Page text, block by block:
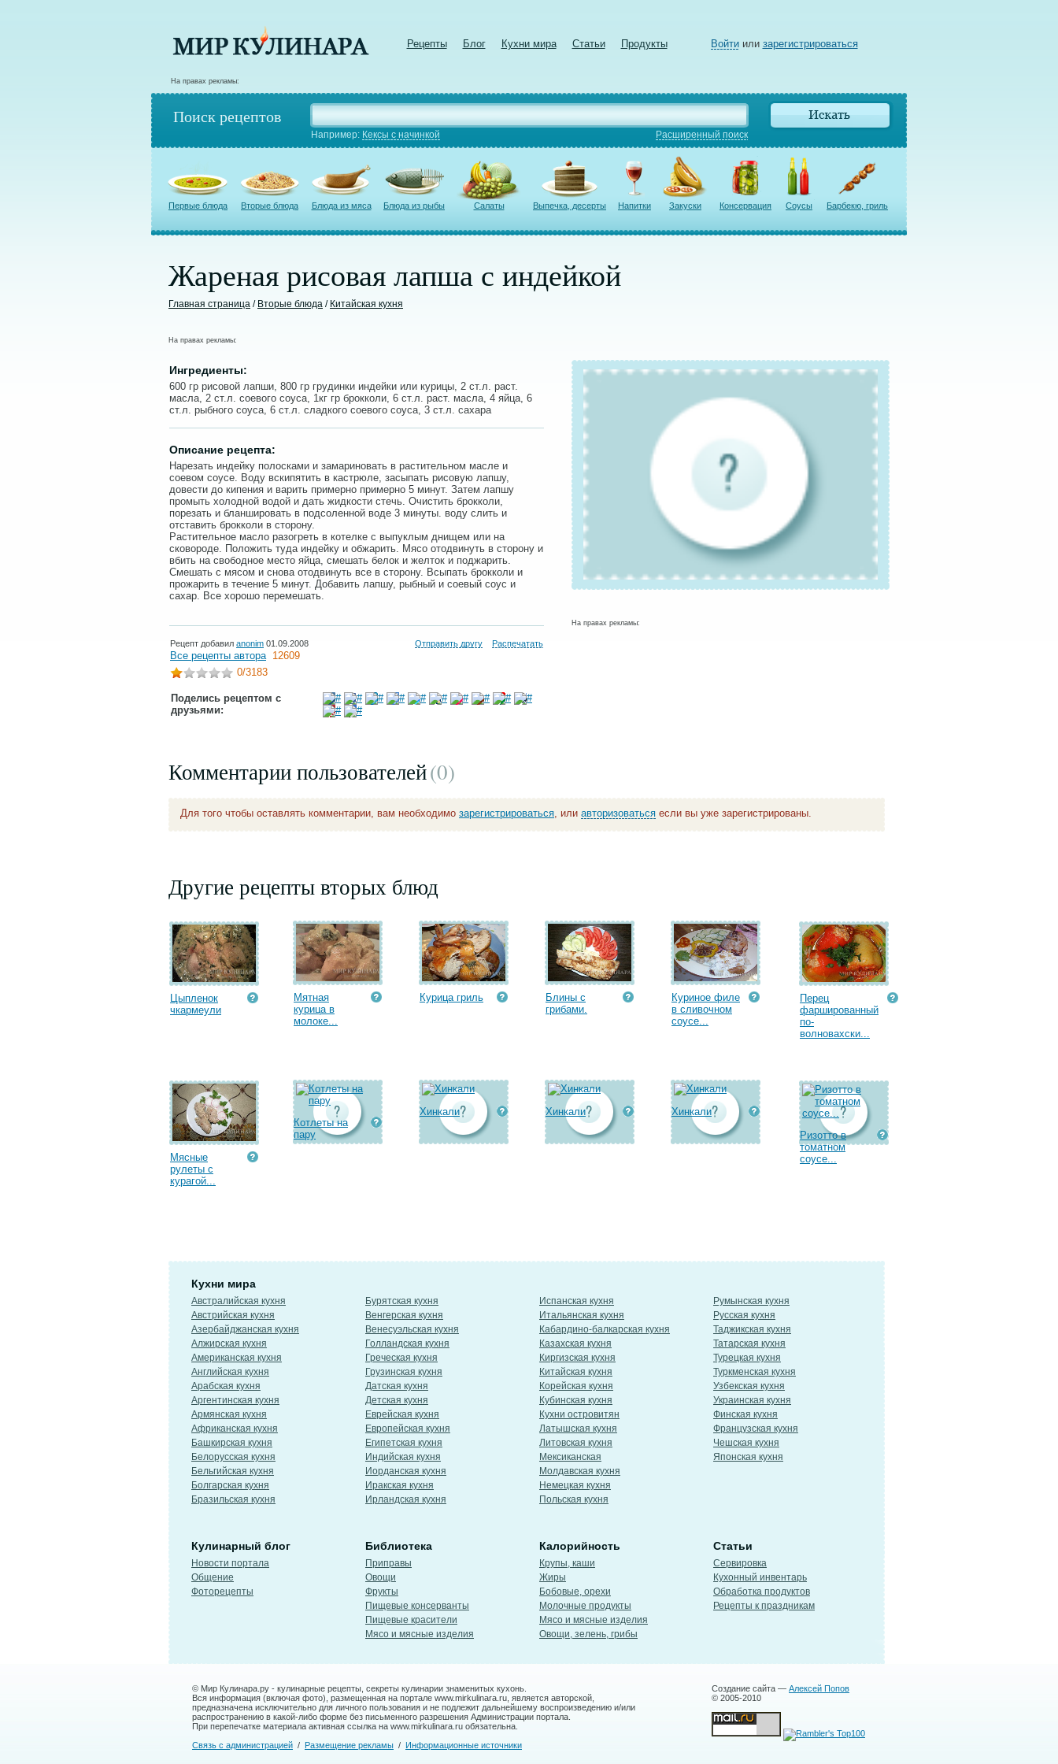
Рецепты Блог Кухни мира Статьи Продукты Войтиили зарегистрироваться
На правах рекламы:
Поиск рецептов
Например: Кексы с начинкой Расширенный поиск
Первые блюда Вторые блюда Блюда из мяса Блюда из рыбы Салаты Выпечка, десерты Напитки Закуски Консервация Соусы Барбекю, гриль
Жареная рисовая лапша с индейкой
Главная страница / Вторые блюда / Китайская кухня
На правах рекламы:
Ингредиенты:
600 гр рисовой лапши, 800 гр грудинки индейки или курицы, 2 ст.л. раст.
масла, 2 ст.л. соевого соуса, 1кг гр брокколи, 6 ст.л. раст. масла, 4 яйца, 6
ст.л. рыбного соуса, 6 ст.л. сладкого соевого соуса, 3 ст.л. сахара
Описание рецепта:
Нарезать индейку полосками и замариновать в растительном масле и
соевом соусе. Воду вскипятить в кастрюле, засыпать рисовую лапшу,
довести до кипения и варить примерно примерно 5 минут. Затем лапшу
промыть холодной водой и дать жидкости стечь. Очистить брокколи,
порезать и бланшировать в подсоленной воде 3 минуты. воду слить и
отставить брокколи в сторону.
Растительное масло разогреть в котелке с выпуклым днищем или на
сковороде. Положить туда индейку и обжарить. Мясо отодвинуть в сторону и
вбить на свободное место яйца, смешать белок и желток и поджарить.
Смешать с мясом и снова отодвинуть все в сторону. Всыпать брокколи и
прожарить в течение 5 минут. Добавить лапшу, рыбный и соевый соус и
сахар. Все хорошо перемешать.
Рецепт добавил anonim 01.09.2008 Отправить другу Распечатать
Все рецепты автора 12609
0/3183
Поделись рецептом с
друзьями:
На правах рекламы:
Комментарии пользователей(0)
Для того чтобы оставлять комментарии, вам необходимо зарегистрироваться, или авторизоваться если вы уже зарегистрированы.
Другие рецепты вторых блюд
Цыпленок
чкармеули
Мятная
курица в
молоке...
Курица гриль
Блины с
грибами.
Куриное филе
в сливочном
соусе...
Перец
фаршированный
по-
волновахски...
Мясные
рулеты с
курагой...
Котлеты на
пару
Хинкали Хинкали
Хинкали
Ризотто в
томатном
соусе...
Кухни мира
Австралийская кухня
Австрийская кухня
Азербайджанская кухня
Алжирская кухня
Американская кухня
Английская кухня
Арабская кухня
Аргентинская кухня
Армянская кухня
Африканская кухня
Башкирская кухня
Белорусская кухня
Бельгийская кухня
Болгарская кухня
Бразильская кухня
Бурятская кухня
Венгерская кухня
Венесуэльская кухня
Голландская кухня
Греческая кухня
Грузинская кухня
Датская кухня
Детская кухня
Еврейская кухня
Европейская кухня
Египетская кухня
Индийская кухня
Иорданская кухня
Иракская кухня
Ирландская кухня
Испанская кухня
Итальянская кухня
Кабардино-балкарская кухня
Казахская кухня
Киргизская кухня
Китайская кухня
Корейская кухня
Кубинская кухня
Кухни островитян
Латышская кухня
Литовская кухня
Мексиканская
Молдавская кухня
Немецкая кухня
Польская кухня
Румынская кухня
Русская кухня
Таджикская кухня
Татарская кухня
Турецкая кухня
Туркменская кухня
Узбекская кухня
Украинская кухня
Финская кухня
Французская кухня
Чешская кухня
Японская кухня
Кулинарный блог
Новости портала
Общение
Фоторецепты
Библиотека
Приправы
Овощи
Фрукты
Пищевые консерванты
Пищевые красители
Мясо и мясные изделия
Калорийность
Крупы, каши
Жиры
Бобовые, орехи
Молочные продукты
Мясо и мясные изделия
Овощи, зелень, грибы
Статьи
Сервировка
Кухонный инвентарь
Обработка продуктов
Рецепты к праздникам
© Мир Кулинара.ру - кулинарные рецепты, секреты кулинарии знаменитых кухонь.
Вся информация (включая фото), размещенная на портале www.mirkulinara.ru, является авторской,
предназначена исключительно для личного пользования и не подлежит дальнейшему воспроизведению и/или
распространению в какой-либо форме без письменного разрешения Администрации портала.
При перепечатке материала активная ссылка на www.mirkulinara.ru обязательна.
Связь с администрацией / Размещение рекламы / Информационные источники
Создание сайта — Алексей Попов
© 2005-2010